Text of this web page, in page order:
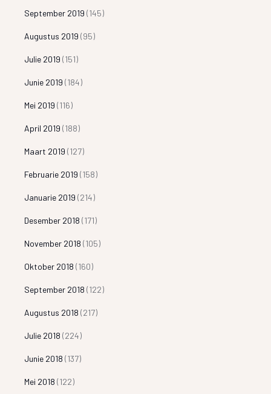
September 2019 (145)
Augustus 2019 (95)
Julie 2019 (151)
Junie 2019 (184)
Mei 2019 (116)
April 2019 (188)
Maart 2019 (127)
Februarie 2019 (158)
Januarie 2019 (214)
Desember 2018 (171)
November 2018 (105)
Oktober 2018 (160)
September 2018 (122)
Augustus 2018 (217)
Julie 2018 (224)
Junie 2018 (137)
Mei 2018 (122)